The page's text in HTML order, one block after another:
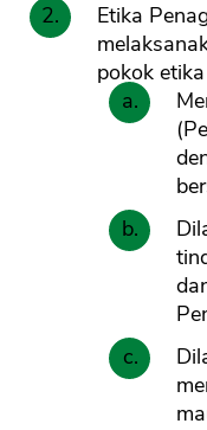
Etika
pokok